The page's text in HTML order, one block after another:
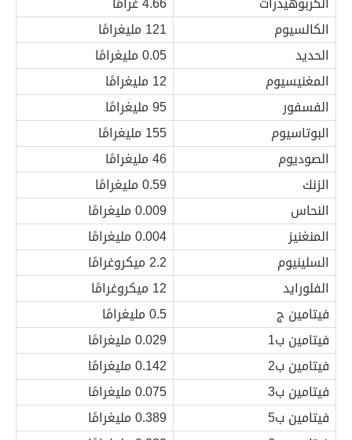
الكالسيوم
121 مليغرامًا
الحديد
0.05 مليغرامًا
المغنيسيوم
12 مليغرامًا
الفسفور
95 مليغرامًا
البوتاسيوم
155 مليغرامًا
الصوديوم
46 مليغرامًا
الزنك
0.59 مليغرامًا
النحاس
0.009 مليغرامًا
المنغنيز
0.004 مليغرامًا
السلينيوم
2.2 ميكروغرامًا
الفلورايد
12 ميكروغرامًا
فيتامين ج
0.5 مليغرامًا
فيتامين ب1
0.029 مليغرامًا
فيتامين ب2
0.142 مليغرامًا
فيتامين ب3
0.075 مليغرامًا
فيتامين ب5
0.389 مليغرامًا